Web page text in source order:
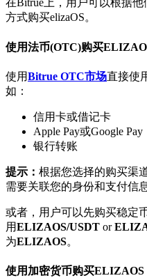
學習理財
了解如何賺取穩定收入
Bitrue AI
在Bitrue上，用户可以根据
方式购买elizaOS。
使用法币(OTC)购买
使用Bitrue OTC市场直接使
如：
信用卡或借记卡
Apple Pay或Google Pay
银行转账
提示： 根据您选择的购买渠
需要关联您的身份和支付信
或者，用户可以先购买稳定
用ELIZAOS/USDT or
为ELIZAOS。
使用加密货币购买ELIZAOS